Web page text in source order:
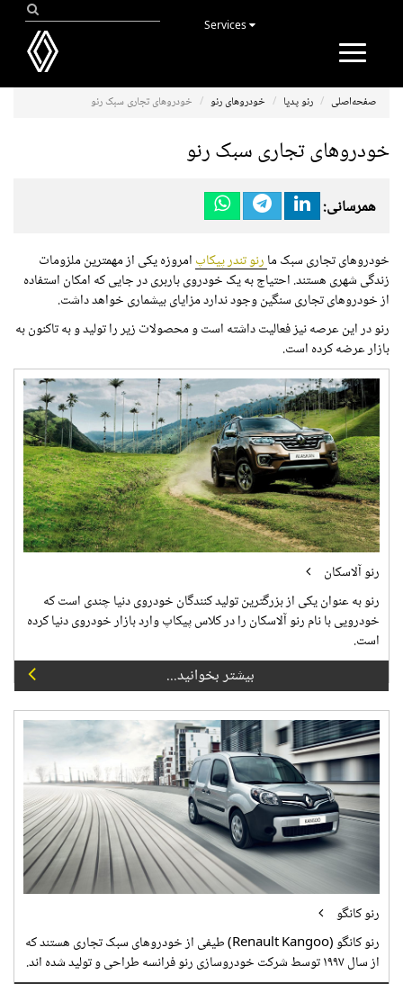
Toggle
صفحه‌اصلی رنو پدیا خودروهای رنو خودروهای تجاری سبک رنو
خودروهای تجاری سبک رنو
همرسانی:
خودروهای تجاری سبک مارنو تندر پیکاپامروزه یکی از مهمترین ملزومات
زندگی شهری هستند. احتیاج به یک خودروی باربری در جایی که امکان استفاده
از خودروهای تجاری سنگین وجود ندارد مزایای بیشماری خواهد داشت.
رنو در این عرصه نیز فعالیت داشته است و محصولات زیر را تولید و به تاکنون به
بازار عرضه کرده است.
رنو آلاسکان
رنو به عنوان یکی از بزرگترین تولید کنندگان خودروی دنیا چندی است که
خودرویی با نام رنو آلاسکان را در کلاس پیکاپ وارد بازار خودروی دنیا کرده
است.
بیشتر بخوانید...
رنو کانگو
رنو کانگو (Renault Kangoo) طیفی از خودروهای سبک تجاری هستند که
از سال ۱۹۹۷ توسط شرکت خودروسازی رنو فرانسه طراحی و تولید شده اند.